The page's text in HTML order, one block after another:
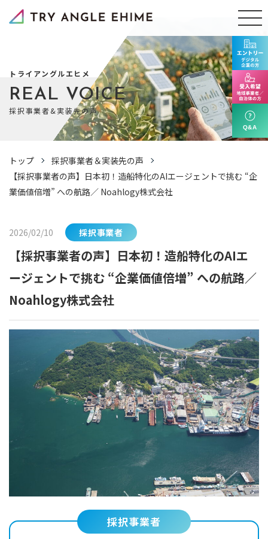
トライアングルエヒメ
REAL VOICE
採択事業者&実装先の声
トップ
採択事業者＆実装先の声
【採択事業者の声】日本初！造船特化のAIエージェントで挑む “企
業価値倍増” への航路／ Noahlogy株式会社
2026/02/10 採択事業者
【採択事業者の声】日本初！造船特化のAIエ
ージェントで挑む “企業価値倍増” への航路／
Noahlogy株式会社
採択事業者